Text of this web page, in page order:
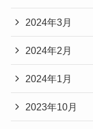
2024年3月
2024年2月
2024年1月
2023年10月